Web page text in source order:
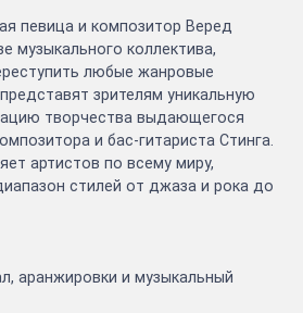
певица и композитор Веред
музыкального коллектива,
любые жанровые
зрителям уникальную
творчества выдающегося
и бас-гитариста Стинга.
артистов по всему миру,
стилей от джаза и рока до
аранжировки и музыкальный